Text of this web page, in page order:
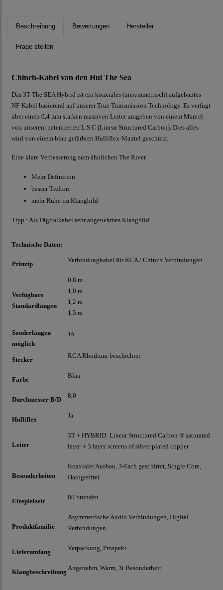
Beschreibung Bewertungen Hersteller
Frage stellen
Chinch-Kabel van den Hul The Sea
Das 3T The SEA Hybrid ist ein koaxiales (unsymmetrisch) aufgebautes
NF-Kabel basierend auf unserer True Transmission Technology. Es verfügt
über einen 0,4 mm starken massiven Leiter umgeben von einem Mantel
von unserem patentierten L.S.C (Linear Structured Carbon). Dies alles
wird von einem blau gefärbten Hulliflex-Mantel geschützt.
Eine klare Verbesserung zum ähnlichen The River.
Mehr Definition
besser Tiefton
mehr Ruhe im Klangbild
Tipp : Als Digitalkabel sehr angenehmes Klangbild
Technische Daten:
Prinzip
Verbindungkabel für RCA / Chinch Verbindungen
Verfügbare
Standardlängen
0,8 m
1,0 m
1,2 m
1,5 m
Sonderlängen
möglich
JA
Stecker
RCA Rhodium-beschichtet
Farbe
Blau
Durchmesser B/D
8,0
Hulliflex
Ja
Leiter
3T + HYBRID: Linear Structured Carbon ® saturated
layer + 3 layer screens of silver plated copper
Besonderheiten
Koaxialer Ausbau, 3-Fach geschirmt, Single Core,
Halogenfrei
Einspielzeit
80 Stunden
Produktfamilie
Asymmetrische Audio Verbindungen, Digital
Verbindungen
Lieferumfang
Verpackung, Prospekt
Klangbeschreibung
Angenehm, Warm, 3t Besonderheit